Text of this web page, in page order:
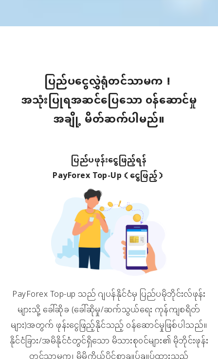
ပြည်ပငွေလွှဲရုံတင်သာမက！
အသုံးပြုရအဆင်ပြေသော ၀န်ဆောင်မှု
အချို့ မိတ်ဆက်ပါမည်။
ပြည်ပဖုန်းငွေဖြည့်ရန်
PayForex Top-Up（ငွေဖြည့်）
PayForex Top-up သည် ဂျပန်နိုင်ငံမှ ပြည်ပမိုဘိုင်းလ်ဖုန်း
များသို့ ခေါ်ဆိုခ (ခေါ်ဆိုမှု/ဆက်သွယ်ရေး ကုန်ကျစရိတ်
များ)အတွက် ဖုန်းငွေဖြည့်နိုင်သည့် ၀န်ဆောင်မှုဖြစ်ပါသည်။
နိုင်ငံခြား/အမိနိုင်ငံတွင်ရှိသော မိသားစု၀င်များ၏ မိုဘိုင်းဖုန်း